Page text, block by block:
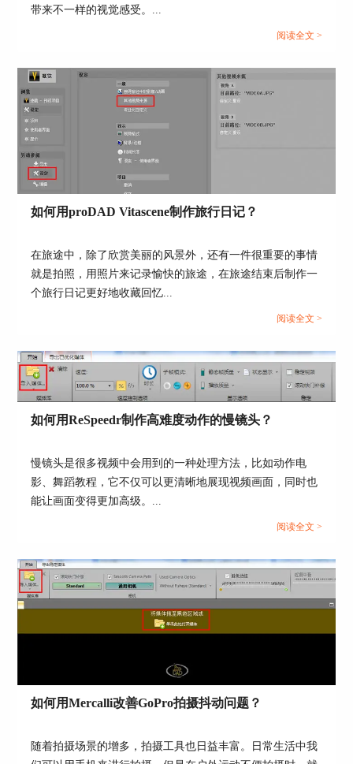
V3默认的5秒特效应用时长，而不作另外的时长设
个艺术感的滤镜特效，双击该样式将其应用到当前
素材中。完成滤镜的应用后，时间轴上的指针位置
会出现一个主画格。
图5：设定主画格1
接着，将时间轴上的指针往右移动，设置下一个主
VitaScene V3左侧的“特殊化”面板中，调整当前滤
镜的参数。小编调整了饱和度与色相两个参数，使
得图片的颜色偏向橘红。
完成了滤镜的调整后，指针位置就会出现第二个主
图6：设定主画格2
得图片的颜色偏向粉色。完成了滤镜的调整后，指
针位置就会出现第三个主画格。
带来不一样的视觉感受。...
阅读全文 >
如何用proDAD Vitascene制作旅行日记？
在旅途中，除了欣赏美丽的风景外，还有一件很重要的事情
就是拍照，用照片来记录愉快的旅途，在旅途结束后制作一
个旅行日记更好地收藏回忆...
阅读全文 >
如何用ReSpeedr制作高难度动作的慢镜头？
慢镜头是很多视频中会用到的一种处理方法，比如动作电
影、舞蹈教程，它不仅可以更清晰地展现视频画面，同时也
能让画面变得更加高级。...
阅读全文 >
如何用Mercalli改善GoPro拍摄抖动问题？
随着拍摄场景的增多，拍摄工具也日益丰富。日常生活中我